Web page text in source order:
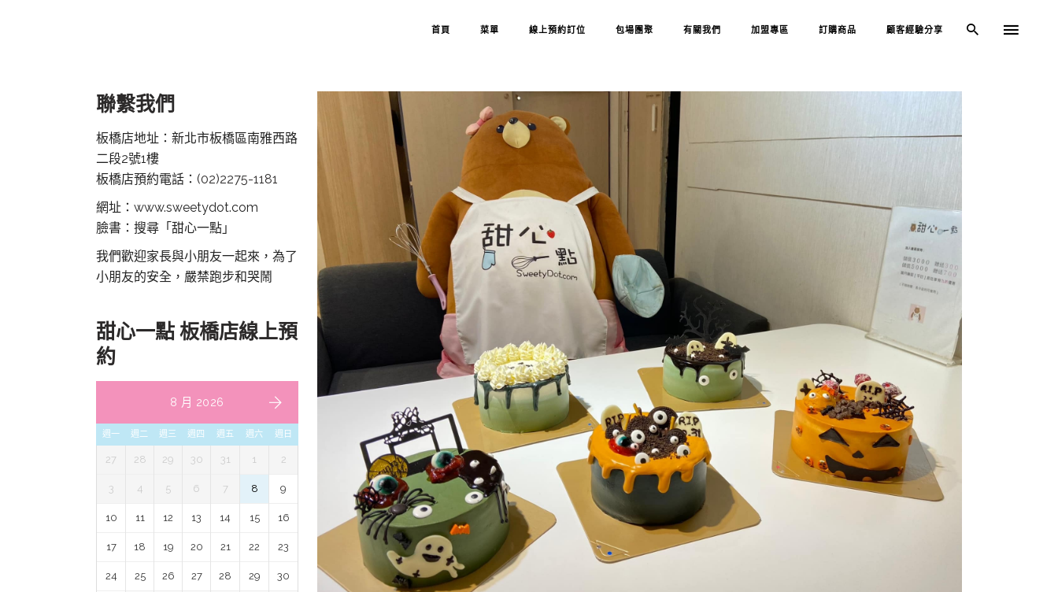
首頁 菜單 線上預約訂位 包場團聚 有關我們 加盟專區 訂購商品 顧客經驗分享
聯繫我們
板橋店地址：新北市板橋區南雅西路
二段2號1樓
板橋店預約電話： (02)2275-1181
網址：www.sweetydot.com
臉書：搜尋「甜心一點」
我們歡迎家長與小朋友一起來，為了
小朋友的安全，嚴禁跑步和哭鬧
甜心一點 板橋店線上預
約
8 月 2026
週一 週二 週三 週四 週五 週六 週日
27 28 29 30 31 1 2
3 4 5 6 7 8 9
10 11 12 13 14 15 16
17 18 19 20 21 22 23
24 25 26 27 28 29 30